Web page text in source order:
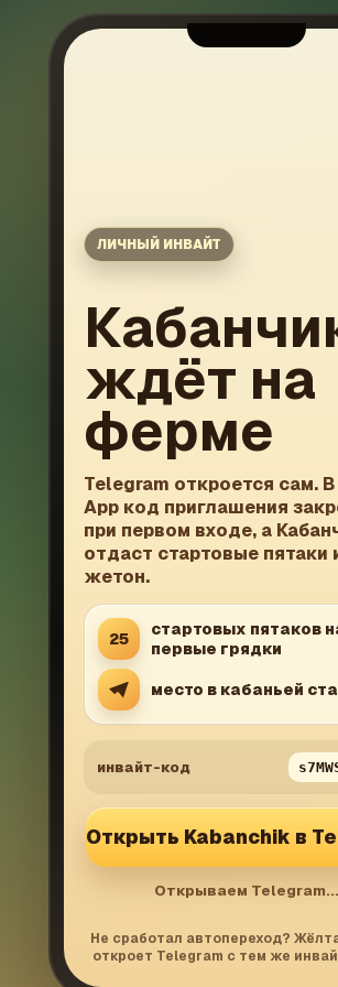
ЛИЧНЫЙ ИНВАЙТ
ждёт на
ферме
Telegram откроется сам.
App код приглашения
при первом входе, а
отдаст стартовые пятаки
жетон.
25
стартовых пятаков
первые грядки
место в кабаньей
инвайт-код
Открыть Kabanchik в
Открываем Telegram...
Не сработал автопереход?
откроет Telegram с тем же